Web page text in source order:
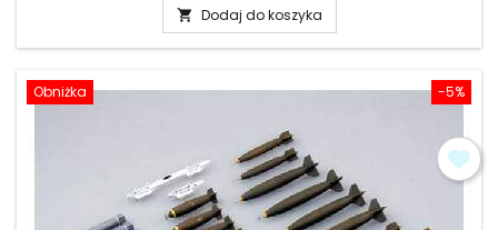
 Dodaj do koszyka
-5%
Obniżka